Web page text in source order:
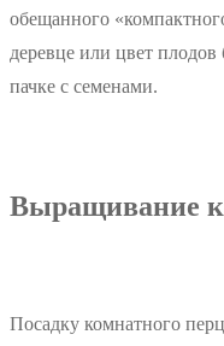
обещанного
деревце или цвет плодов
пачке с семенами.
Выращивание
Посадку комнатного